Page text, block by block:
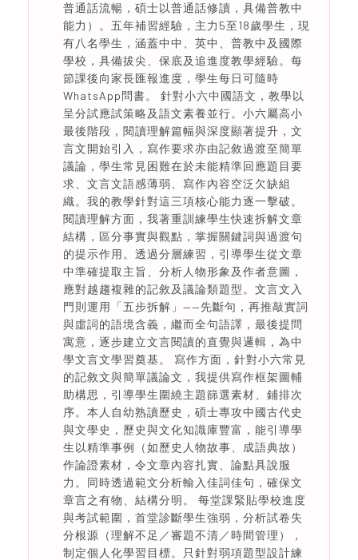
普通話流暢，碩士以普通話修讀，具備普教中
能力）。五年補習經驗，主力5至18歲學生，現
有八名學生，涵蓋中中、英中、普教中及國際
學校，具備拔尖、保底及追進度教學經驗。每
節課後向家長匯報進度，學生每日可隨時
WhatsApp問書。 針對小六中國語文，教學以
呈分試應試策略及語文素養並行。小六屬高小
最後階段，閱讀理解篇幅與深度顯著提升，文
言文開始引入，寫作要求亦由記敘過渡至簡單
議論，學生常見困難在於未能精準回應題目要
求、文言文語感薄弱、寫作內容空泛欠缺組
織。我的教學針對這三項核心能力逐一擊破。
閱讀理解方面，我著重訓練學生快速拆解文章
結構，區分事實與觀點，掌握關鍵詞與過渡句
的提示作用。透過分層練習，引導學生從文章
中準確提取主旨、分析人物形象及作者意圖，
應對越趨複雜的記敘及議論類題型。文言文入
門則運用「五步拆解」——先斷句，再推敲實詞
與虛詞的語境含義，繼而全句語譯，最後提問
寓意，逐步建立文言閱讀的直覺與邏輯，為中
學文言文學習奠基。 寫作方面，針對小六常見
的記敘文與簡單議論文，我提供寫作框架圖輔
助構思，引導學生圍繞主題篩選素材、鋪排次
序。本人自幼熟讀歷史，碩士專攻中國古代史
與文學史，歷史與文化知識庫豐富，能引導學
生以精準事例（如歷史人物故事、成語典故）
作論證素材，令文章內容扎實、論點具說服
力。同時透過範文分析輸入佳詞佳句，確保文
章言之有物、結構分明。 每堂課緊貼學校進度
與考試範圍，首堂診斷學生強弱，分析試卷失
分根源（理解不足／審題不清／時間管理），
制定個人化學習目標。只針對弱項題型設計練